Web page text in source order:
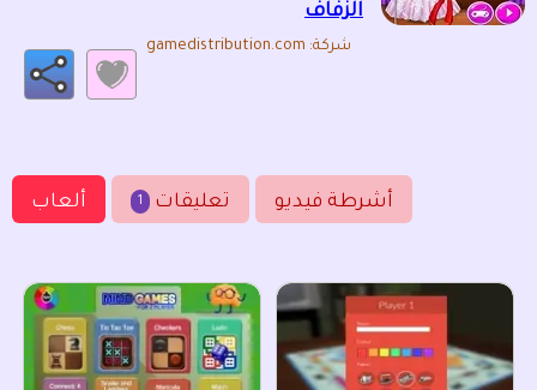
الزفاف
شركة: gamedistribution.com
ألعاب 1 تعليقات أشرطة فيديو